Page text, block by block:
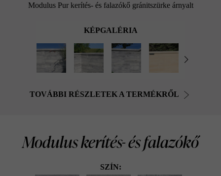
Modulus Pur kerítés- és falazókő gránitszürke árnyalt
KÉPGALÉRIA
TOVÁBBI RÉSZLETEK A TERMÉKRŐL
Modulus kerítés- és falazókő
SZÍN: